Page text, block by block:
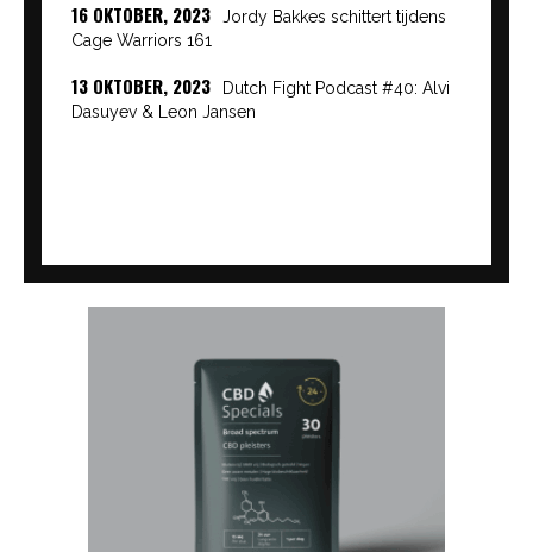
16 OKTOBER, 2023
Jordy Bakkes schittert tijdens
Cage Warriors 161
13 OKTOBER, 2023
Dutch Fight Podcast #40: Alvi
Dasuyev & Leon Jansen